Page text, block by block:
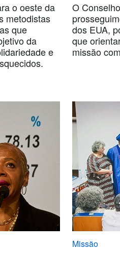
o oeste da
metodistas
que
da
e
O
dos EUA,
que
missão
Missão